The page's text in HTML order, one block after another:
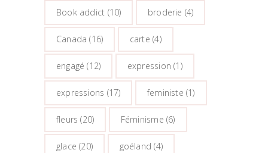
Book addict (10) broderie (4)
Canada (16) carte (4)
engagé (12) expression (1)
expressions (17) feministe (1)
fleurs (20) Féminisme (6)
glace (20) goéland (4)